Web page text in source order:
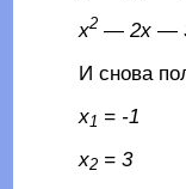
x2— 2x—
И снова
x1 = -1
x2= 3